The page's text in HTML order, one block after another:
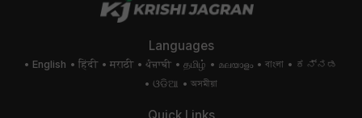
Languages
English हिंदी मराठी ਪੰਜਾਬੀ தமிழ் മലയാളം বাংলা
ಕನ್ನಡ
ଓଡିଆ
অসমীয়া